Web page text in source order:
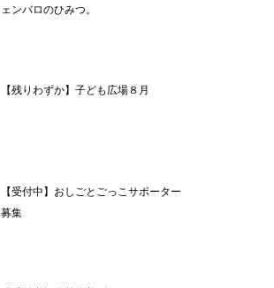
ェンバロのひみつ。
【残りわずか】子ども広場８月
【受付中】おしごとごっこサポーター
募集